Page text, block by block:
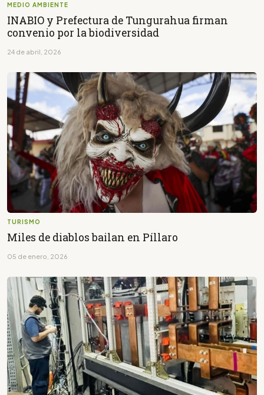
MEDIO AMBIENTE
INABIO y Prefectura de Tungurahua firman
convenio por la biodiversidad
24 de abril, 2026
TURISMO
Miles de diablos bailan en Píllaro
05 de enero, 2026